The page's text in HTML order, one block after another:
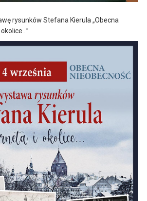
rysunków Stefana Kierula „Obecna